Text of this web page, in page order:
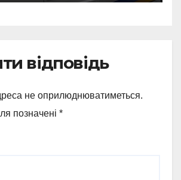
відповідь
не оприлюднюватиметься.
позначені *